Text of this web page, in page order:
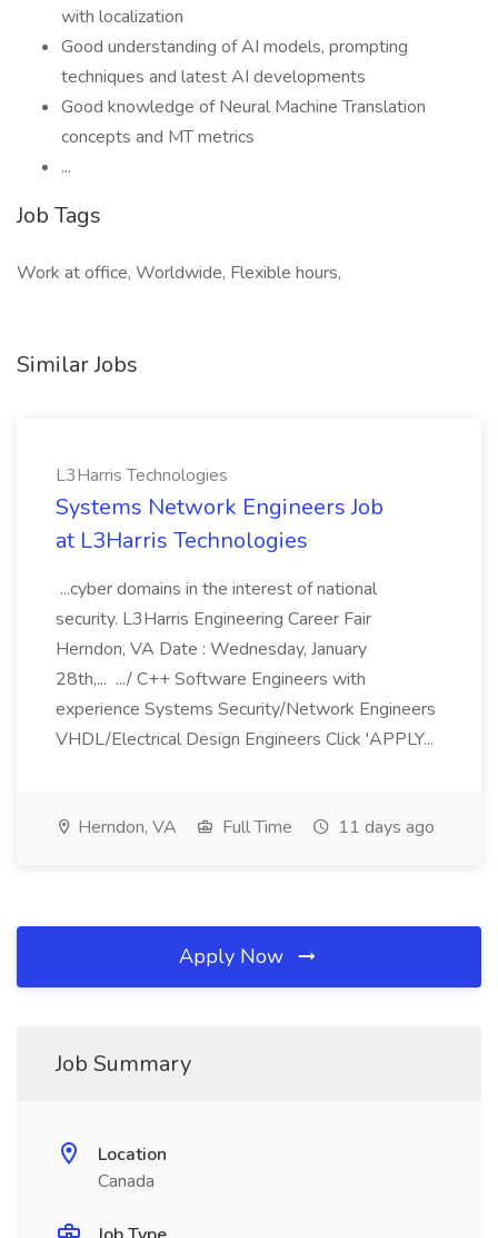
with localization
Good understanding of AI models, prompting
techniques and latest AI developments
Good knowledge of Neural Machine Translation
concepts and MT metrics
...
Job Tags
Work at office, Worldwide, Flexible hours,
Similar Jobs
L3Harris Technologies
Systems Network Engineers Job
at L3Harris Technologies
...cyber domains in the interest of national
security. L3Harris Engineering Career Fair
Herndon, VA Date : Wednesday, January
28th,... .../ C++ Software Engineers with
experience Systems Security/Network Engineers
VHDL/Electrical Design Engineers Click 'APPLY...
Herndon, VA Full Time 11 days ago
Apply Now
Job Summary
Location
Canada